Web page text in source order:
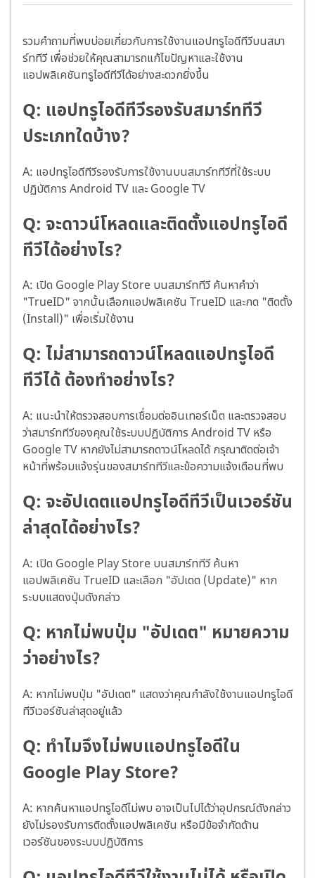
รวมคำถามที่พบบ่อยเกี่ยวกับการใช้งานแอปทรูไอดีทีวีบนสมา
ร์ททีวี เพื่อช่วยให้คุณสามารถแก้ไขปัญหาและใช้งาน
แอปพลิเคชันทรูไอดีทีวีได้อย่างสะดวกยิ่งขึ้น
Q: แอปทรูไอดีทีวีรองรับสมาร์ททีวี
ประเภทใดบ้าง?
A: แอปทรูไอดีทีวีรองรับการใช้งานบนสมาร์ททีวีที่ใช้ระบบ
ปฏิบัติการ Android TV และ Google TV
Q: จะดาวน์โหลดและติดตั้งแอปทรูไอดี
ทีวีได้อย่างไร?
A: เปิด Google Play Store บนสมาร์ททีวี ค้นหาคำว่า
"TrueID" จากนั้นเลือกแอปพลิเคชัน TrueID และกด "ติดตั้ง
(Install)" เพื่อเริ่มใช้งาน
Q: ไม่สามารถดาวน์โหลดแอปทรูไอดี
ทีวีได้ ต้องทำอย่างไร?
A: แนะนำให้ตรวจสอบการเชื่อมต่ออินเทอร์เน็ต และตรวจสอบ
ว่าสมาร์ททีวีของคุณใช้ระบบปฏิบัติการ Android TV หรือ
Google TV หากยังไม่สามารถดาวน์โหลดได้ กรุณาติดต่อเจ้า
หน้าที่พร้อมแจ้งรุ่นของสมาร์ททีวีและข้อความแจ้งเตือนที่พบ
Q: จะอัปเดตแอปทรูไอดีทีวีเป็นเวอร์ชัน
ล่าสุดได้อย่างไร?
A: เปิด Google Play Store บนสมาร์ททีวี ค้นหา
แอปพลิเคชัน TrueID และเลือก "อัปเดต (Update)" หาก
ระบบแสดงปุ่มดังกล่าว
Q: หากไม่พบปุ่ม "อัปเดต" หมายความ
ว่าอย่างไร?
A: หากไม่พบปุ่ม "อัปเดต" แสดงว่าคุณกำลังใช้งานแอปทรูไอดี
ทีวีเวอร์ชันล่าสุดอยู่แล้ว
Q: ทำไมจึงไม่พบแอปทรูไอดีใน
Google Play Store?
A: หากค้นหาแอปทรูไอดีไม่พบ อาจเป็นไปได้ว่าอุปกรณ์ดังกล่าว
ยังไม่รองรับการติดตั้งแอปพลิเคชัน หรือมีข้อจำกัดด้าน
เวอร์ชันของระบบปฏิบัติการ